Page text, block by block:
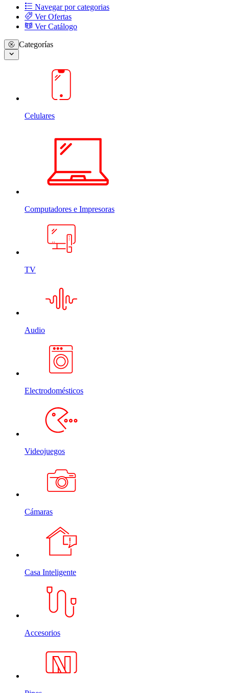
Navegar por categorias
Ver Ofertas
Ver Catálogo
Categorías
Celulares
Computadores e Impresoras
TV
Audio
Electrodomésticos
Videojuegos
Cámaras
Casa Inteligente
Accesorios